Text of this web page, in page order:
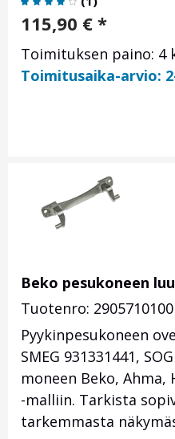
115,90 € *
Toimituksen paino: 4
Toimitusaika-arvio:
Beko pesukoneen
Tuotenro: 2905710100
Pyykinpesukoneen
SMEG 931331441,
moneen Beko, Ahma,
-malliin. Tarkista
tarkemmasta